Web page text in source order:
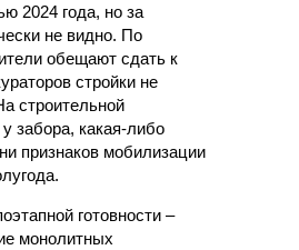
2024 года, но за
не видно. По
обещают сдать к
стройки не
строительной
забора, какая-либо
признаков мобилизации
готовности –
монолитных